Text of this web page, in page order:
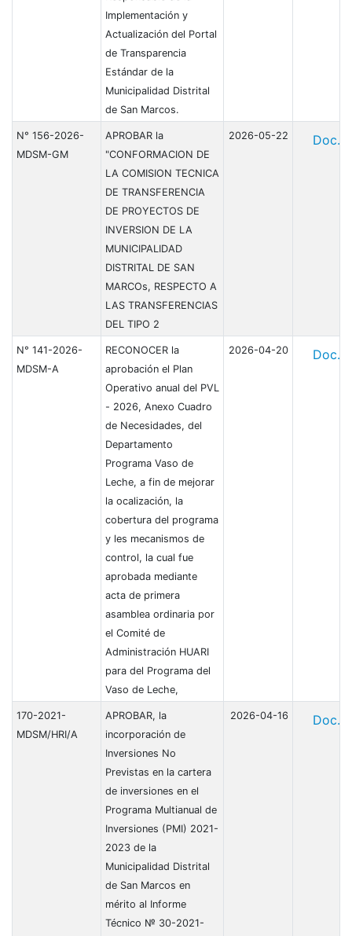
Implementación y
Actualización del Portal
de Transparencia
Estándar de la
Municipalidad Distrital
de San Marcos.
N° 156-2026-
MDSM-GM
APROBAR la
"CONFORMACION DE
LA COMISION TECNICA
DE TRANSFERENCIA
DE PROYECTOS DE
INVERSION DE LA
MUNICIPALIDAD
DISTRITAL DE SAN
MARCOs, RESPECTO A
LAS TRANSFERENCIAS
DEL TIPO 2
2026-05-22 Doc.
N° 141-2026-
MDSM-A
RECONOCER la
aprobación el Plan
Operativo anual del PVL
- 2026, Anexo Cuadro
de Necesidades, del
Departamento
Programa Vaso de
Leche, a fin de mejorar
la ocalización, la
cobertura del programa
y les mecanismos de
control, la cual fue
aprobada mediante
acta de primera
asamblea ordinaria por
el Comité de
Administración HUARI
para del Programa del
Vaso de Leche,
2026-04-20 Doc.
170-2021-
MDSM/HRI/А
APROBAR, la
incorporación de
Inversiones No
Previstas en la cartera
de inversiones en el
Programa Multianual de
Inversiones (PMI) 2021-
2023 de la
Municipalidad Distrital
de San Marcos en
mérito al Informe
Técnico № 30-2021-
2026-04-16 Doc.